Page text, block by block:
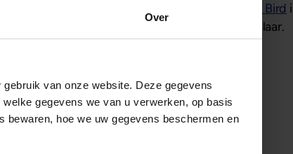
Over
van onze website. Deze gegevens
gegevens we van u verwerken, op basis
bewaren, hoe we uw gegevens beschermen en
locatie, dit keer op 24 september bij
House of Bird
route u ook kiest, wij staan met plezier voor u klaar.